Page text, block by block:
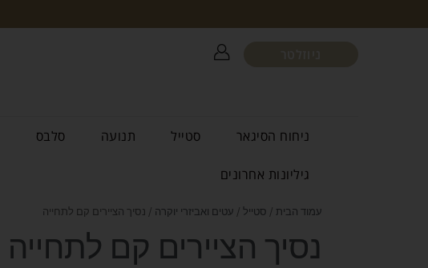
ניחוח הסיגאר סטייל תנועה סלבס
גיליונות אחרונים
עמוד הבית / סטייל / עטים ואביזרי יוקרה / נסיך הציירים קם לתחייה
נסיך הציירים קם לתחייה